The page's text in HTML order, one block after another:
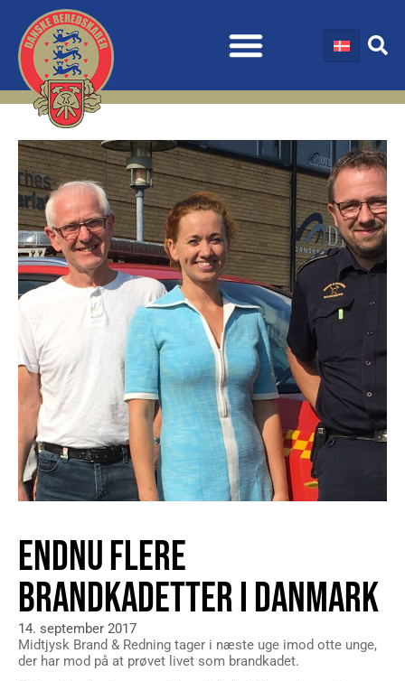
ENDNU FLERE
BRANDKADETTER I DANMARK
14. september 2017
Midtjysk Brand & Redning tager i næste uge imod otte unge,
der har mod på at prøvet livet som brandkadet.